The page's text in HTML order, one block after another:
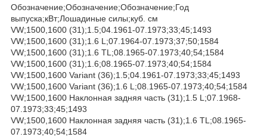
Обозначение;Обозначение;Обозначение;Год
выпуска;кВт;Лошадиные силы;куб. см
VW;1500,1600 (31);1.5;04.1961-07.1973;33;45;1493
VW;1500,1600 (31);1.6 L;07.1964-07.1973;37;50;1584
VW;1500,1600 (31);1.6 TL;08.1965-07.1973;40;54;1584
VW;1500,1600 (31);1.6;08.1965-07.1973;40;54;1584
VW;1500,1600 Variant (36);1.5;04.1961-07.1973;33;45;1493
VW;1500,1600 Variant (36);1.6 L;08.1965-07.1973;40;54;1584
VW;1500,1600 Наклонная задняя часть (31);1.5 L;07.1968-
07.1973;33;45;1493
VW;1500,1600 Наклонная задняя часть (31);1.6 TL;08.1965-
07.1973;40;54;1584